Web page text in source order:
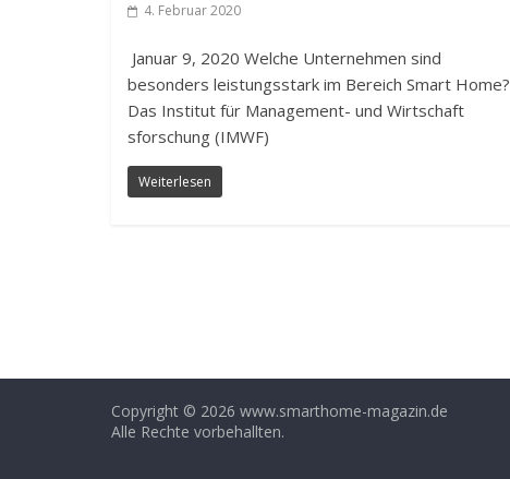
4. Februar 2020
Januar 9, 2020 Welche Unternehmen sind
besonders leistungsstark im Bereich Smart Home?
Das Institut für Management- und Wirtschaft
sforschung (IMWF)
Weiterlesen
Copyright © 2026 www.smarthome-magazin.de
Alle Rechte vorbehallten.